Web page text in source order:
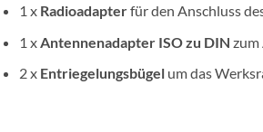
1 x Radioadapterfür den Anschluss
1 x Antennenadapter ISO zu DIN zum
2 x Entriegelungsbügelum das